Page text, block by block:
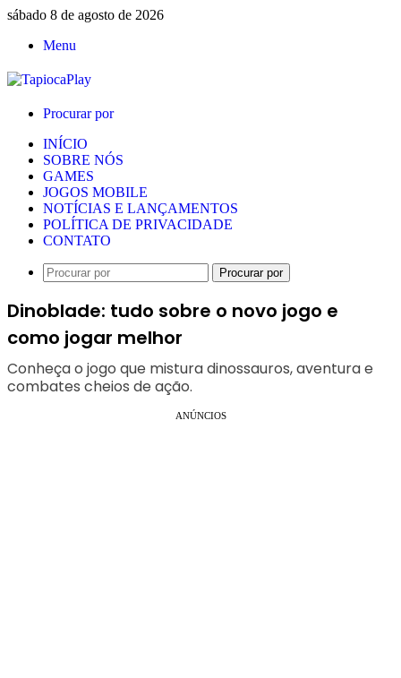
sábado 8 de agosto de 2026
Menu
Procurar por
INÍCIO
SOBRE NÓS
GAMES
JOGOS MOBILE
NOTÍCIAS E LANÇAMENTOS
POLÍTICA DE PRIVACIDADE
CONTATO
Procurar por
Dinoblade: tudo sobre o novo jogo e
como jogar melhor
Conheça o jogo que mistura dinossauros, aventura e
combates cheios de ação.
ANÚNCIOS